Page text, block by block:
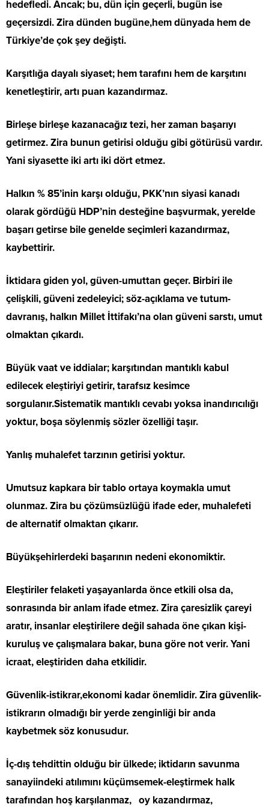
hedefledi. Ancak; bu, dün için geçerli, bugün ise
geçersizdi. Zira dünden bugüne,hem dünyada hem de
Türkiye’de çok şey değişti.
Karşıtlığa dayalı siyaset; hem tarafını hem de karşıtını
kenetleştirir, artı puan kazandırmaz.
Birleşe birleşe kazanacağız tezi, her zaman başarıyı
getirmez. Zira bunun getirisi olduğu gibi götürüsü vardır.
Yani siyasette iki artı iki dört etmez.
Halkın % 85’inin karşı olduğu, PKK’nın siyasi kanadı
olarak gördüğü HDP’nin desteğine başvurmak, yerelde
başarı getirse bile genelde seçimleri kazandırmaz,
kaybettirir.
İktidara giden yol, güven-umuttan geçer. Birbiri ile
çelişkili, güveni zedeleyici; söz-açıklama ve tutum-
davranış, halkın Millet İttifakı’na olan güveni sarstı, umut
olmaktan çıkardı.
Büyük vaat ve iddialar; karşıtından mantıklı kabul
edilecek eleştiriyi getirir, tarafsız kesimce
sorgulanır.Sistematik mantıklı cevabı yoksa inandırıcılığı
yoktur, boşa söylenmiş sözler özelliği taşır.
Yanlış muhalefet tarzının getirisi yoktur.
Umutsuz kapkara bir tablo ortaya koymakla umut
olunmaz. Zira bu çözümsüzlüğü ifade eder, muhalefeti
de alternatif olmaktan çıkarır.
Büyükşehirlerdeki başarının nedeni ekonomiktir.
Eleştiriler felaketi yaşayanlarda önce etkili olsa da,
sonrasında bir anlam ifade etmez. Zira çaresizlik çareyi
aratır, insanlar eleştirilere değil sahada öne çıkan kişi-
kuruluş ve çalışmalara bakar, buna göre not verir. Yani
icraat, eleştiriden daha etkilidir.
Güvenlik-istikrar,ekonomi kadar önemlidir. Zira güvenlik-
istikrarın olmadığı bir yerde zenginliği bir anda
kaybetmek söz konusudur.
İç-dış tehdittin olduğu bir ülkede; iktidarın savunma
sanayiindeki atılımını küçümsemek-eleştirmek halk
tarafından hoş karşılanmaz, oy kazandırmaz,